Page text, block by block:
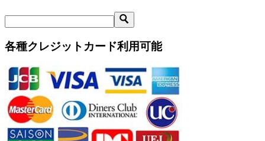
各種クレジットカード利用可能